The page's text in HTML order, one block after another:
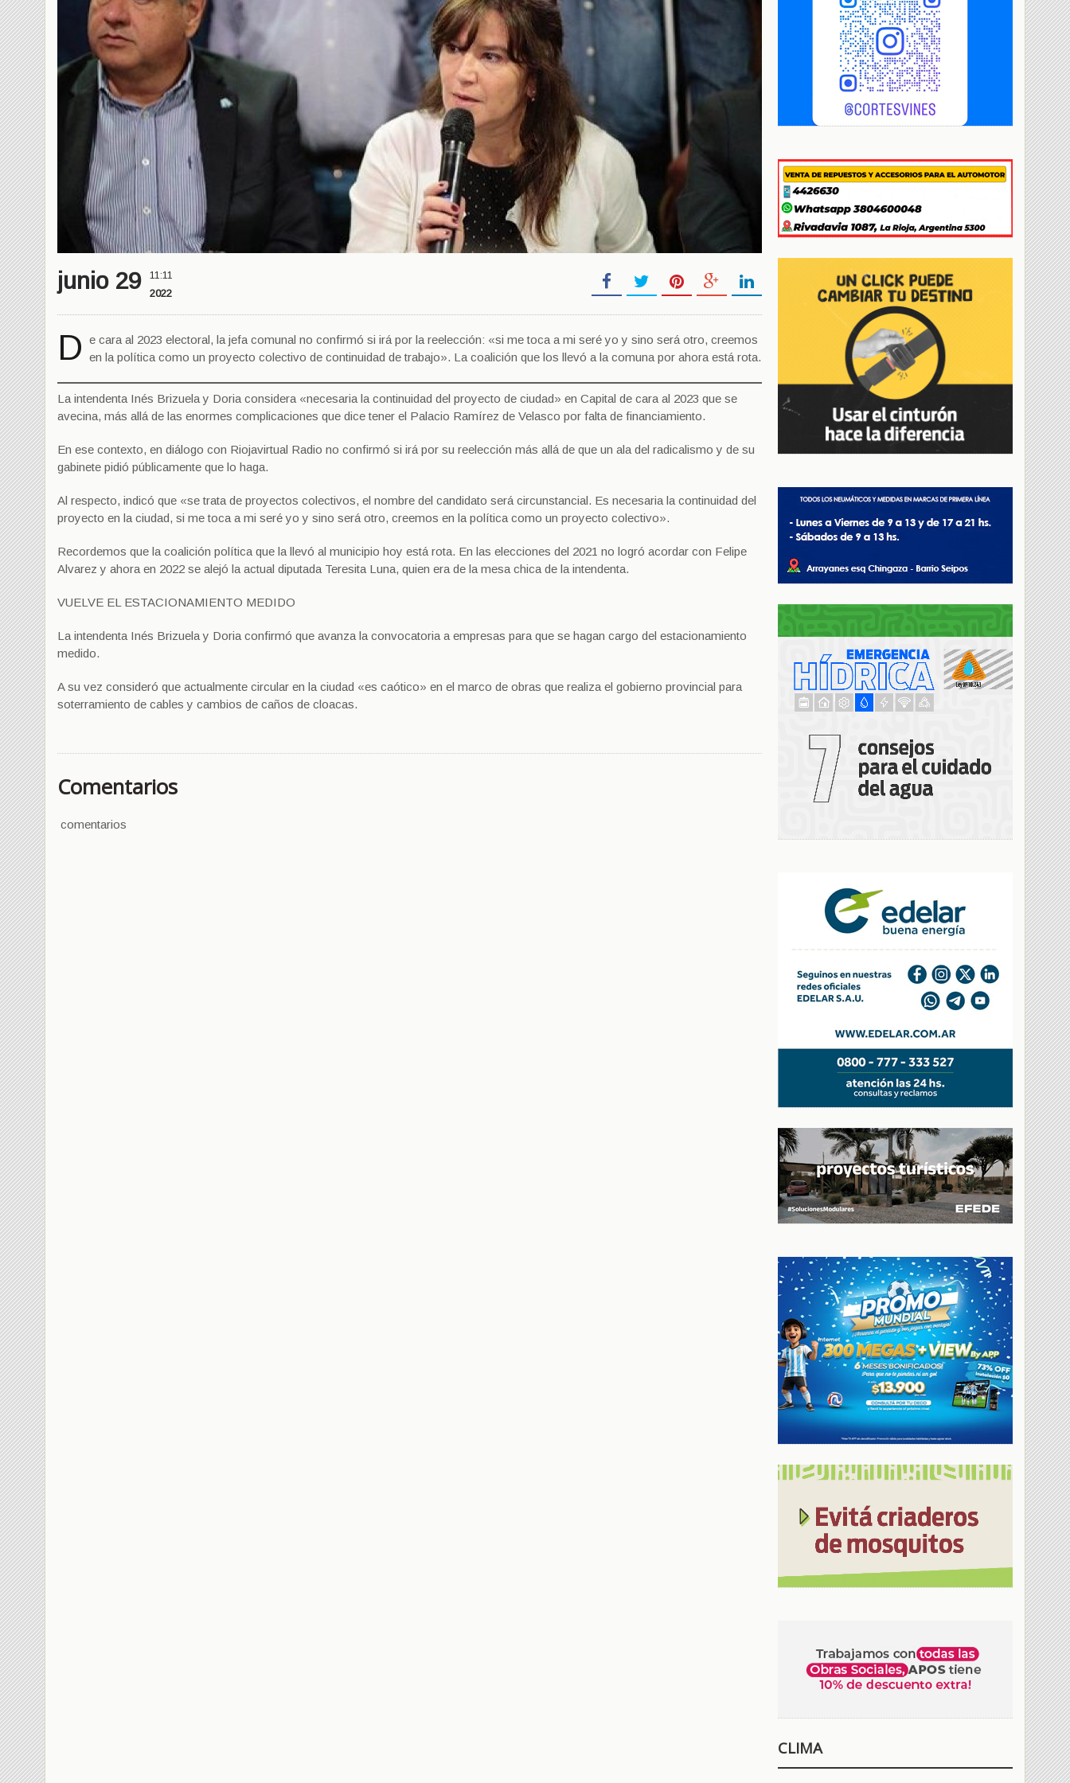
junio 29 11:11
2022
D e cara al 2023 electoral, la jefa comunal no confirmó si irá por la reelección: «si me toca a mi seré yo y sino será otro, creemos
en la política como un proyecto colectivo de continuidad de trabajo». La coalición que los llevó a la comuna por ahora está rota.
La intendenta Inés Brizuela y Doria considera «necesaria la continuidad del proyecto de ciudad» en Capital de cara al 2023 que se
avecina, más allá de las enormes complicaciones que dice tener el Palacio Ramírez de Velasco por falta de financiamiento.
En ese contexto, en diálogo con Riojavirtual Radio no confirmó si irá por su reelección más allá de que un ala del radicalismo y de su
gabinete pidió públicamente que lo haga.
Al respecto, indicó que «se trata de proyectos colectivos, el nombre del candidato será circunstancial. Es necesaria la continuidad del
proyecto en la ciudad, si me toca a mi seré yo y sino será otro, creemos en la política como un proyecto colectivo».
Recordemos que la coalición política que la llevó al municipio hoy está rota. En las elecciones del 2021 no logró acordar con Felipe
Alvarez y ahora en 2022 se alejó la actual diputada Teresita Luna, quien era de la mesa chica de la intendenta.
VUELVE EL ESTACIONAMIENTO MEDIDO
La intendenta Inés Brizuela y Doria confirmó que avanza la convocatoria a empresas para que se hagan cargo del estacionamiento
medido.
A su vez consideró que actualmente circular en la ciudad «es caótico» en el marco de obras que realiza el gobierno provincial para
soterramiento de cables y cambios de caños de cloacas.
Comentarios
comentarios
CLIMA